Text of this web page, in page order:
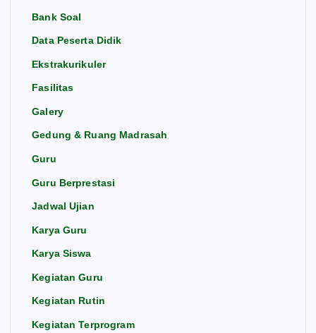
Bank Soal
Data Peserta Didik
Ekstrakurikuler
Fasilitas
Galery
Gedung & Ruang Madrasah
Guru
Guru Berprestasi
Jadwal Ujian
Karya Guru
Karya Siswa
Kegiatan Guru
Kegiatan Rutin
Kegiatan Terprogram